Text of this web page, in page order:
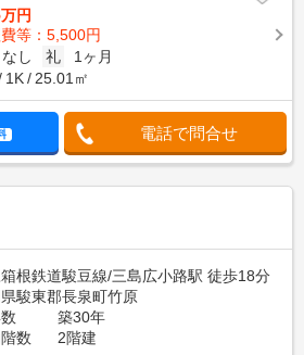
万円
等：5,500円
なし 礼
1ヶ月
1K 25.01㎡
電話で問合せ
根鉄道駿豆線/三島広小路駅 徒歩18分
駿東郡長泉町竹原
築30年
数
2階建